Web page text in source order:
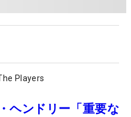
Players
ヘンドリー「重要な